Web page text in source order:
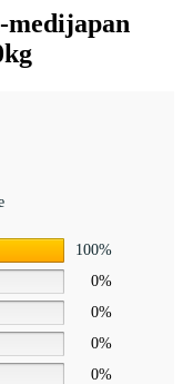
medijapan
100%
0%
0%
0%
0%